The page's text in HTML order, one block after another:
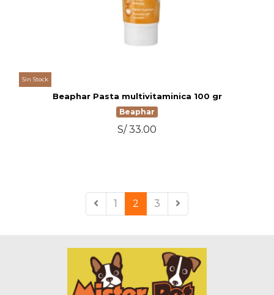
Sin Stock
Beaphar Pasta multivitaminica 100 gr
Beaphar
S/ 33.00
1 2 3